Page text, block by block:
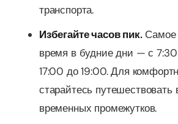
транспорта.
Избегайте часов пик.Самое
время в будние дни — с
17:00 до 19:00. Для
старайтесь путешествовать
временных промежутков.